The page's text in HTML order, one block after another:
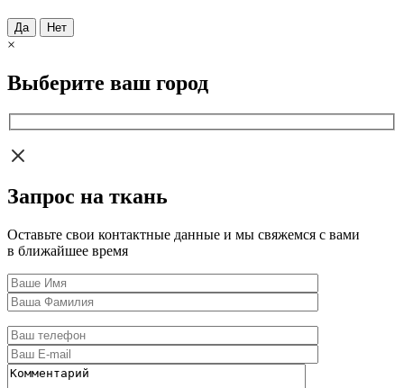
Да Нет
×
Выберите ваш город
Запрос на ткань
Оставьте свои контактные данные и мы свяжемся с вами
в ближайшее время